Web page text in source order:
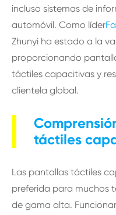
incluso sistemas de
automóvil. Como líder
Zhunyi ha estado a la
proporcionando
táctiles capacitivas y
clientela global.
táctiles
Las pantallas táctiles
preferida para muchos
de gama alta.